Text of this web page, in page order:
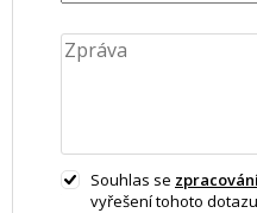
Souhlas se
vyřešení tohoto